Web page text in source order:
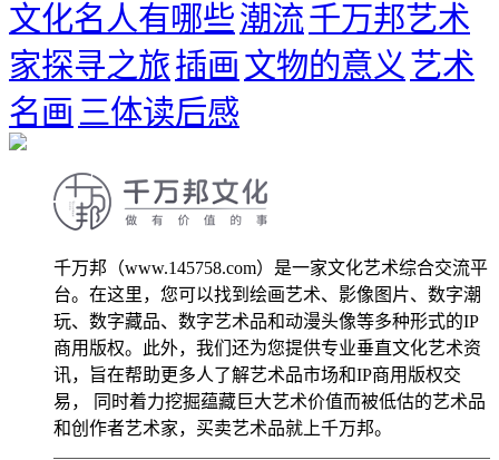
文化名人有哪些潮流千万邦艺术
家探寻之旅插画 文物的意义 艺术
名画 三体读后感
千万邦（www.145758.com）是一家文化艺术综合交流平
台。在这里，您可以找到绘画艺术、影像图片、数字潮
玩、数字藏品、数字艺术品和动漫头像等多种形式的IP
商用版权。此外，我们还为您提供专业垂直文化艺术资
讯，旨在帮助更多人了解艺术品市场和IP商用版权交
易， 同时着力挖掘蕴藏巨大艺术价值而被低估的艺术品
和创作者艺术家，买卖艺术品就上千万邦。